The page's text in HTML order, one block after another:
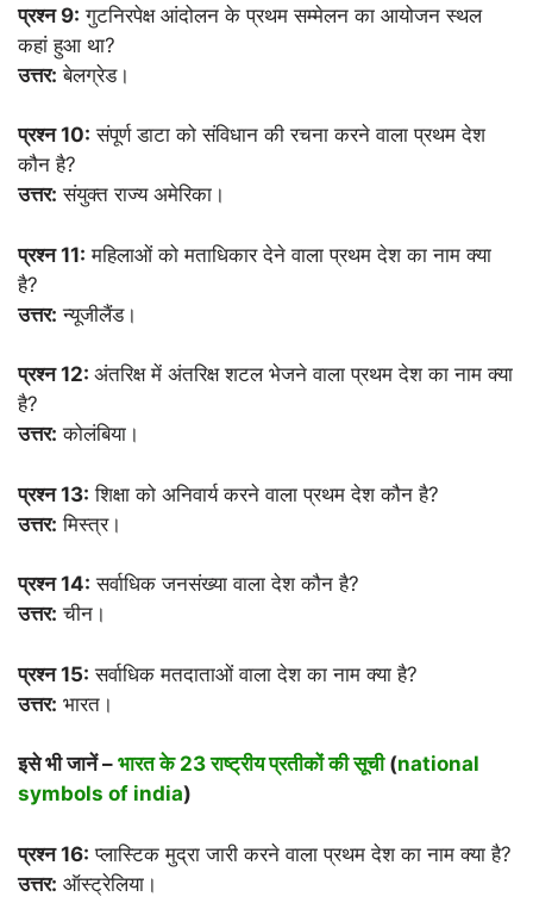
प्रश्न 9: गुटनिरपेक्ष आंदोलन के प्रथम सम्मेलन का आयोजन स्थल
कहां हुआ था?
उत्तर: बेलग्रेड।
प्रश्न 10: संपूर्ण डाटा को संविधान की रचना करने वाला प्रथम देश
कौन है?
उत्तर: संयुक्त राज्य अमेरिका।
प्रश्न 11: महिलाओं को मताधिकार देने वाला प्रथम देश का नाम क्या
है?
उत्तर: न्यूजीलैंड।
प्रश्न 12: अंतरिक्ष में अंतरिक्ष शटल भेजने वाला प्रथम देश का नाम क्या
है?
उत्तर: कोलंबिया।
प्रश्न 13: शिक्षा को अनिवार्य करने वाला प्रथम देश कौन है?
उत्तर: मिस्त्र।
प्रश्न 14: सर्वाधिक जनसंख्या वाला देश कौन है?
उत्तर: चीन।
प्रश्न 15: सर्वाधिक मतदाताओं वाला देश का नाम क्या है?
उत्तर: भारत।
इसे भी जानें – भारत के 23 राष्ट्रीय प्रतीकों की सूची(national
symbols of india)
प्रश्न 16: प्लास्टिक मुद्रा जारी करने वाला प्रथम देश का नाम क्या है?
उत्तर: ऑस्ट्रेलिया।